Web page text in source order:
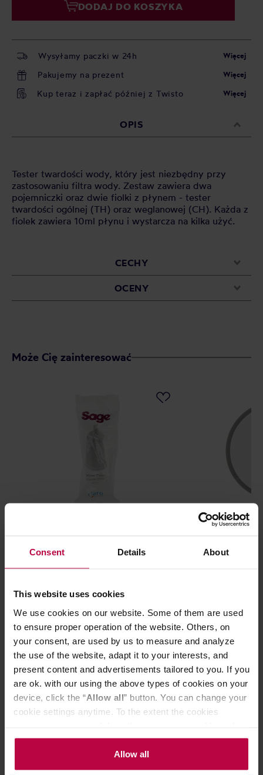
Consent Details About
This website uses cookies
We use cookies on our website. Some of them are used
to ensure proper operation of the website. Others, on
your consent, are used by us to measure and analyze
the use of the website, adapt it to your interests, and
present content and advertisements tailored to you. If you
are ok. with our using the above types of cookies on your
device, click the “Allow all” button. You can change your
cookie settings anytime. To the extent the cookies
the controller’s (namely, ALL GOOD S.A., ul.
Mazowiecka 24I/U9, 78-100 Kołobrzeg) or third parties’
legitimate interests which are to ensure a high quality of
Allow all
DODAJ DO KOSZYKA
Wysyłamy paczki w 24h Więcej
Pakujemy na prezent Więcej
Kup teraz i zapłać później z Twisto Więcej
OPIS
Tester twardości wody, który jest niezbędny przy
zastosowaniu filtra wody. Zestaw zawiera dwa
pojemniczki oraz dwie fiolki z płynem - tester
twardości ogólnej (TH) oraz weglanowej (CH). Każda z
fiolek zawiera 10ml płynu i wystarcza na kilka użyć.
CECHY
OCENY
Może Cię zainteresować
Najniższa cena: 63,99 zł
63,99 zł
IMS - Filtr do
Do poczytania przy kawie: